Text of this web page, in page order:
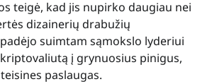
teigė, kad jis nupirko daugiau nei
dizainerių drabužių
suimtam sąmokslo lyderiui
į grynuosius pinigus,
paslaugas.